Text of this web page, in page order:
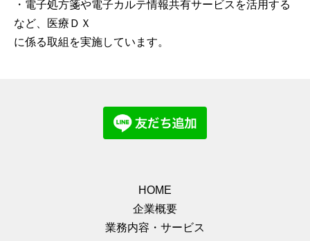
・電子処方箋や電子カルテ情報共有サービスを活用する
など、医療ＤＸ
に係る取組を実施しています。
HOME
企業概要
業務内容・サービス